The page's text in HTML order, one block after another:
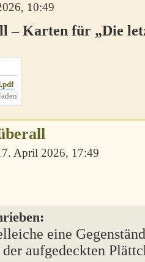
10:49
– Karten für „Die
April 2026, 17:49
eine
aufgedeckten